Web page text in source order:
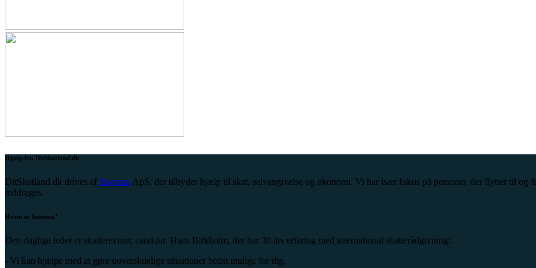
Hjælp fra DitSkotland.dk
DitSkotland.dk drives af Inwema ApS, der tilbyder hjælp til skat, selvangivelse og økonomi. Vi har især fokus på personer, der flytter til og
inddrages.
Hvem er Inwema?
Den daglige leder er skatterevisor, cand.jur. Hans Birkholm, der har 30 års erfaring med international skatterådgivning:
- Vi kan hjælpe med at gøre uoverskuelige situationer bedst mulige for dig.